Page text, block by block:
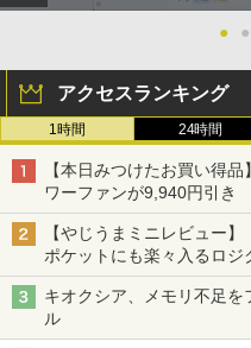
● ●
アクセスランキング
1時間 24時間
【本日みつけたお買い得
ワーファンが9,940円引き
【やじうまミニレビュー】
ポケットにも楽々入るロ
Fold」。その気になるギ
キオクシア、メモリ不足
ル